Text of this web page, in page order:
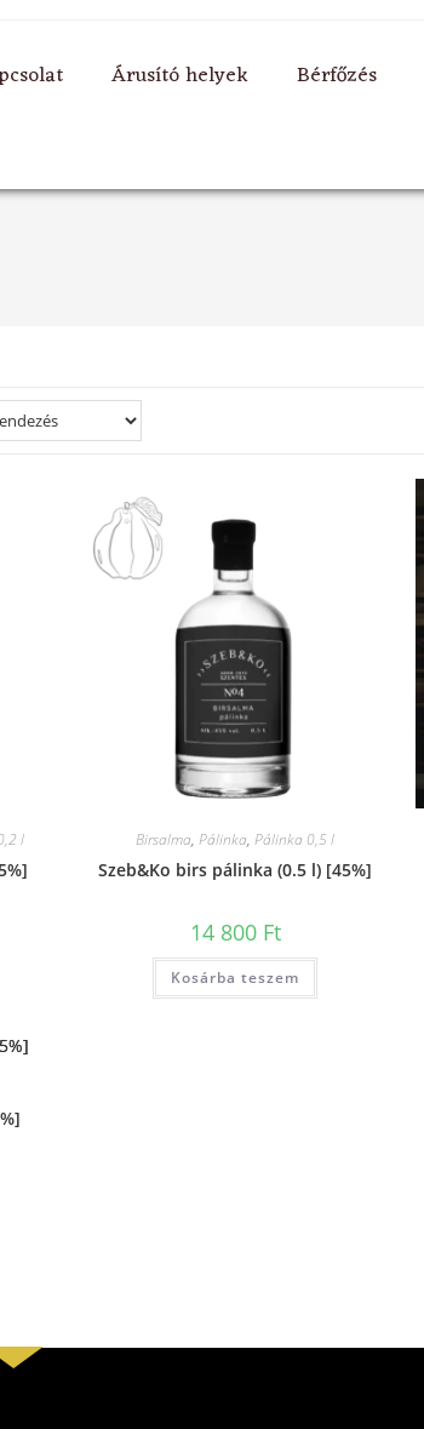
Árusító helyek Bérfőzés
l Birsalma,Pálinka,Pálinka 0,5 l
Szeb&Ko birs pálinka (0.5 l) [45%]
14 800 Ft
Kosárba teszem